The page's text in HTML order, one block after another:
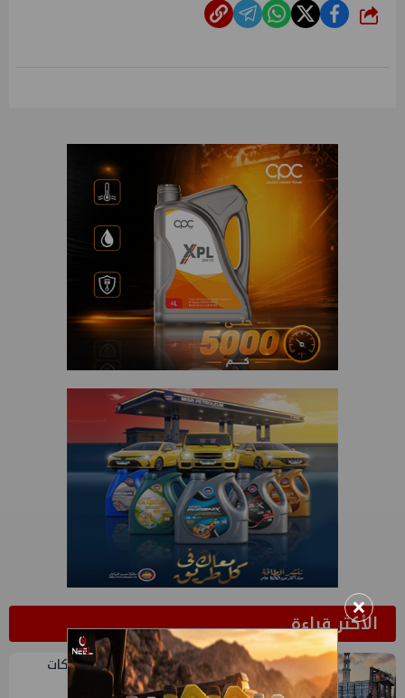
شارك
الأكثر قراءة
أكبا تبدأ تصدير 60 ألف طن من زيوت المحركات
البحرية للأسواق الخارجية
×